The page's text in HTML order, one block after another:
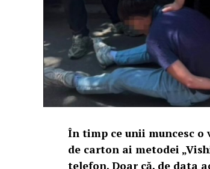
În timp ce unii muncesc o
de carton ai metodei
telefon. Doar că, de data